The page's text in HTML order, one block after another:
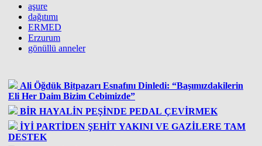
aşure
dağıtımı
ERMED
Erzurum
gönüllü anneler
Ali Öğdük Bitpazarı Esnafını Dinledi: “Başımızdakilerin
Eli Her Daim Bizim Cebimizde”
BİR HAYALİN PEŞİNDE PEDAL ÇEVİRMEK
İYİ PARTİDEN ŞEHİT YAKINI VE GAZİLERE TAM
DESTEK